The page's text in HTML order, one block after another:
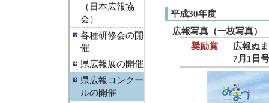
（日本広報協
会）
各種研修会の開
催
県広報展の開催
県広報コンクー
ルの開催
平成30年度
広報写真（一枚写真）
奨励賞
広報ぬ
7月1日